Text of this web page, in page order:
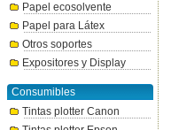
Papel ecosolvente
Papel para Látex
Otros soportes
Expositores y Display
Consumibles
Tintas plotter Canon